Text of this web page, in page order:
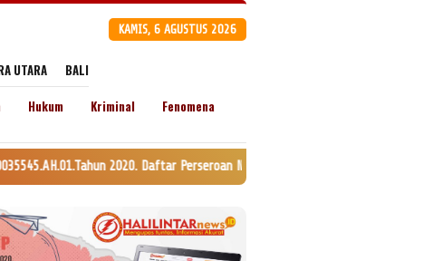
KAMIS, 6 AGUSTUS 2026
UTARA
BALI
Hukum Kriminal
Fenomena
2020. Daftar Perseroan Nomor AHU-0120147.AH.01.11. Tanggal